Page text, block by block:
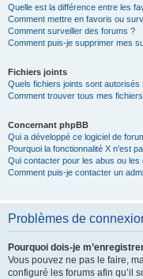
Quelle est la différence entre les
Comment mettre en favoris ou
Comment surveiller des forums ?
Comment puis-je supprimer mes
Fichiers joints
Quels fichiers joints sont autorisés
Comment trouver tous mes
Concernant phpBB
Qui a développé ce logiciel de
Pourquoi la fonctionnalité X n’est
Qui contacter pour les abus ou
Comment puis-je contacter un
Problèmes de
Pourquoi dois-je
Vous pouvez ne pas le faire,
configuré les forums afin qu’il